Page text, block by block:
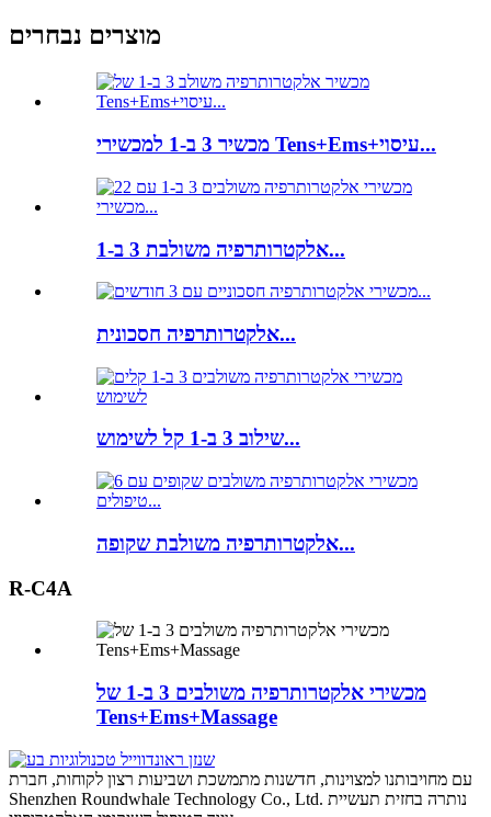
מוצרים נבחרים
מכשיר 3 ב-1 למכשירי Tens+Ems+עיסוי...
אלקטרותרפיה משולבת 3 ב-1...
אלקטרותרפיה חסכונית...
שילוב 3 ב-1 קל לשימוש...
אלקטרותרפיה משולבת שקופה...
R-C4A
מכשירי אלקטרותרפיה משולבים 3 ב-1 של
Tens+Ems+Massage
עם מחויבותנו למצוינות, חדשנות מתמשכת ושביעות רצון לקוחות, חברת
Shenzhen Roundwhale Technology Co., Ltd. נותרה בחזית תעשיית